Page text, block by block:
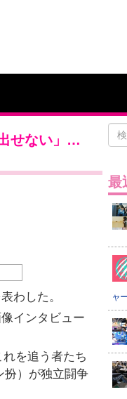
せない」…
わした。
インタビュー
を追う者たち
扮）が独立闘争
最
ャ